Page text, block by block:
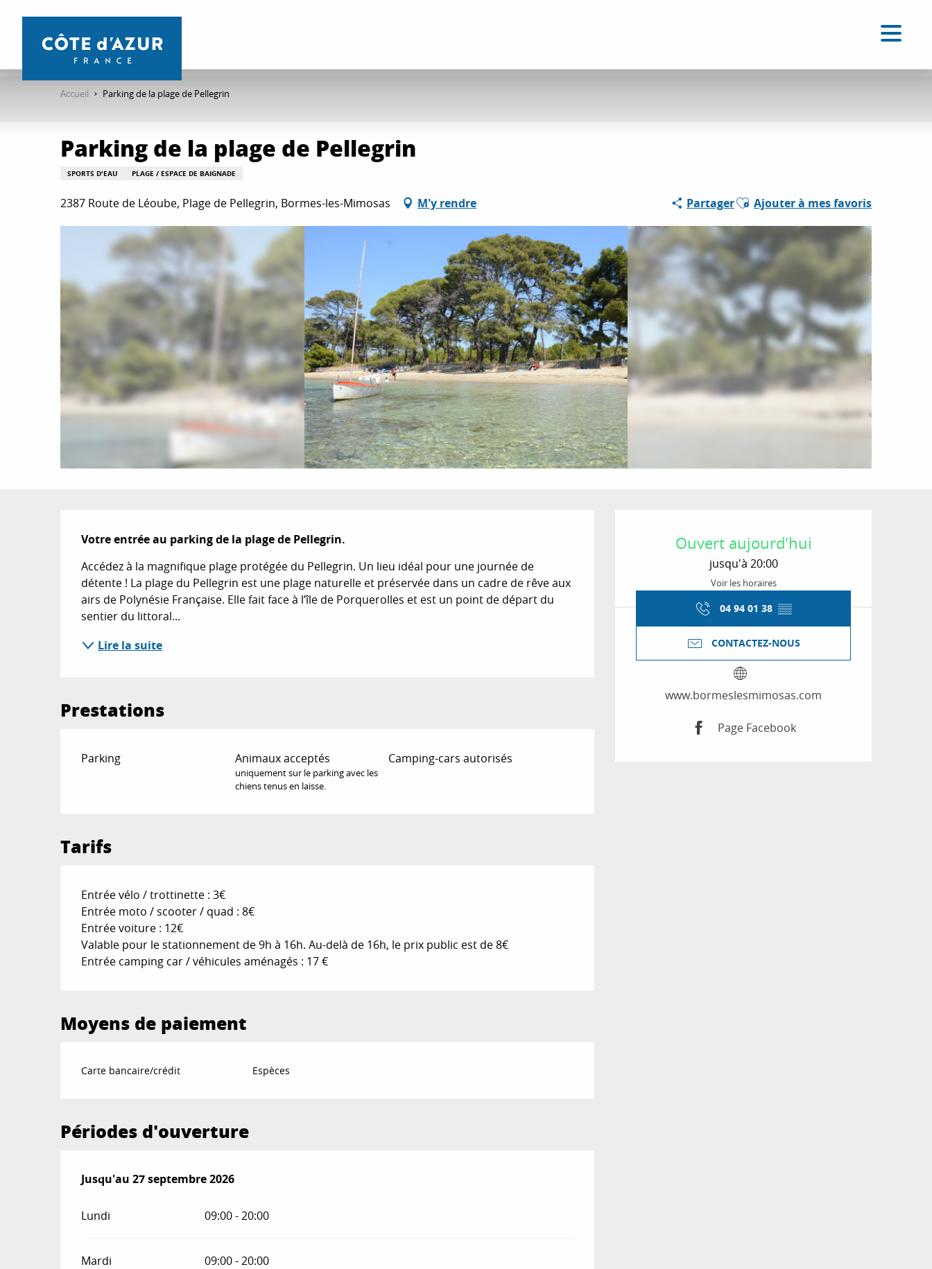
contenu
Accueil Parking de la plage de Pellegrin
Parking de la plage de Pellegrin
SPORTS D'EAU PLAGE / ESPACE DE BAIGNADE
2387 Route de Léoube, Plage de Pellegrin, Bormes-les-Mimosas M'y rendre PartagerAjouter aux favoris
Ajouter à mes favoris
Ouverture et
Ouvert aujourd'hui
jusqu'à 20:00
Voir les horaires
04 94 01 38 ▒▒
CONTACTEZ-NOUS
www.bormeslesmimosas.com
Page Facebook
Description
Votre entrée au parking de la plage de Pellegrin.
Accédez à la magnifique plage protégée du Pellegrin. Un lieu idéal pour une journée de
détente ! La plage du Pellegrin est une plage naturelle et préservée dans un cadre de rêve aux
airs de Polynésie Française. Elle fait face à l’île de Porquerolles et est un point de départ du
sentier du littoral...
Lire la suite
Prestations
Parking Animaux acceptés
uniquement sur le parking avec les
chiens tenus en laisse.
Camping-cars autorisés
Tarifs
Entrée vélo / trottinette : 3€
Entrée moto / scooter / quad : 8€
Entrée voiture : 12€
Valable pour le stationnement de 9h à 16h. Au-delà de 16h, le prix public est de 8€
Entrée camping car / véhicules aménagés : 17 €
Moyens de paiement
Carte bancaire/crédit Espèces
Périodes d'ouverture
Du4 avril 2026au27 septembre 2026
Jusqu'au 27 septembre 2026
Lundi 09:00 - 20:00
Mardi 09:00 - 20:00